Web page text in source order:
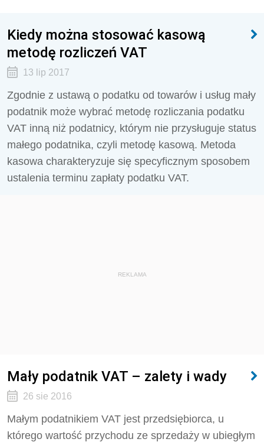
Kiedy można stosować kasową
metodę rozliczeń VAT
13 lip 2017
Zgodnie z ustawą o podatku od towarów i usług mały
podatnik może wybrać metodę rozliczania podatku
VAT inną niż podatnicy, którym nie przysługuje status
małego podatnika, czyli metodę kasową. Metoda
kasowa charakteryzuje się specyficznym sposobem
ustalenia terminu zapłaty podatku VAT.
REKLAMA
Mały podatnik VAT – zalety i wady
26 sie 2016
Małym podatnikiem VAT jest przedsiębiorca, u
którego wartość przychodu ze sprzedaży w ubiegłym